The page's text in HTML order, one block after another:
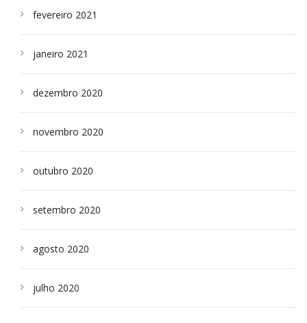
fevereiro 2021
janeiro 2021
dezembro 2020
novembro 2020
outubro 2020
setembro 2020
agosto 2020
julho 2020